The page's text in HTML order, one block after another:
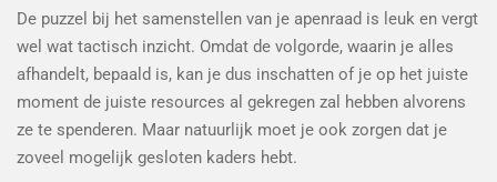
De puzzel bij het samenstellen van je apenraad is leuk en vergt
wel wat tactisch inzicht. Omdat de volgorde, waarin je alles
afhandelt, bepaald is, kan je dus inschatten of je op het juiste
moment de juiste resources al gekregen zal hebben alvorens
ze te spenderen. Maar natuurlijk moet je ook zorgen dat je
zoveel mogelijk gesloten kaders hebt.